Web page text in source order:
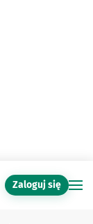
Zaloguj się